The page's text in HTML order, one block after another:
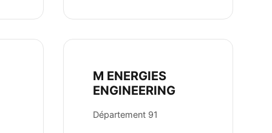
M ENERGIES
ENGINEERING
Département 91